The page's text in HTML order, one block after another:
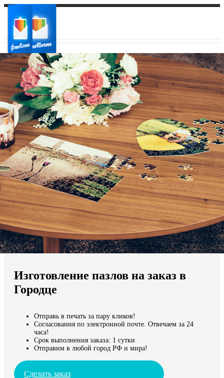
Ваш город:
Ваш регион доставки
Выберите из списка:
Мы доставляем по всему миру
Продолжить без города
Изготовление пазлов на заказ в
Городце
Отправь в печать за пару кликов!
Согласования по электронной почте. Отвечаем за 24
часа!
Срок выполнения заказа: 1 сутки
Отправим в любой город РФ и мира!
Сделать заказ